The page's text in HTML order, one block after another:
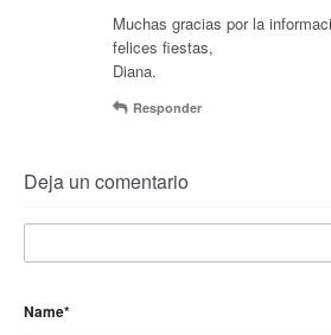
Muchas gracias por la
felices fiestas,
Diana.
Responder
Deja un comentario
Name*